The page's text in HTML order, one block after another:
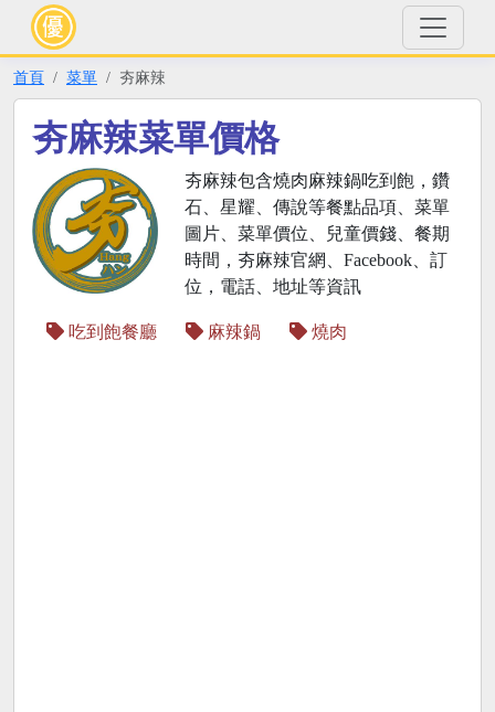
首頁 菜單 夯麻辣
夯麻辣菜單價格
夯麻辣包含燒肉麻辣鍋吃到飽，鑽
石、星耀、傳說等餐點品項、菜單
圖片、菜單價位、兒童價錢、餐期
時間，夯麻辣官網、Facebook、訂
位，電話、地址等資訊
吃到飽餐廳 麻辣鍋 燒肉